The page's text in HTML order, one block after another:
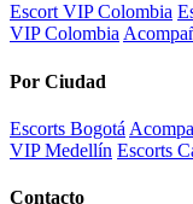
Escort VIP Colombia
VIP Colombia
Por Ciudad
Escorts Bogotá
VIP Medellín Escorts
Contacto